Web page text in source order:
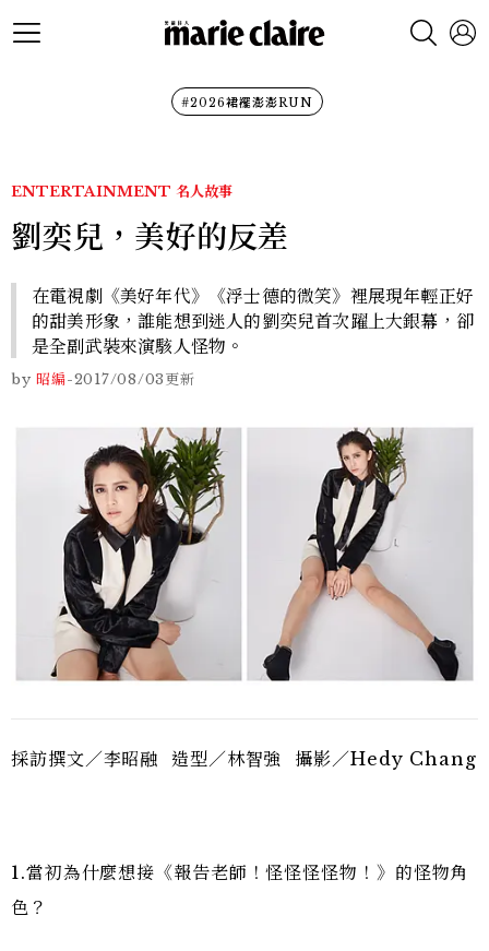
#2026裙襬澎澎RUN
ENTERTAINMENT 名人故事
劉奕兒，美好的反差
在電視劇《美好年代》《浮士德的微笑》裡展現年輕正好
的甜美形象，誰能想到迷人的劉奕兒首次躍上大銀幕，卻
是全副武裝來演駭人怪物。
by 昭編-2017/08/03更新
採訪撰文／李昭融 造型／林智強 攝影／Hedy Chang
1.當初為什麼想接《報告老師！怪怪怪怪物！》的怪物角
色？